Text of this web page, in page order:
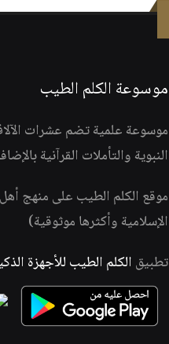
موسوعة الكلم الطيب
موسوعة علمية تضم عشرات الآلاف
النبوية والتأملات القرآنية
موقع الكلم الطيب على منهج
الإسلامية وأكثرها موثوقية)
تطبيق الكلم الطيب للأجهزة